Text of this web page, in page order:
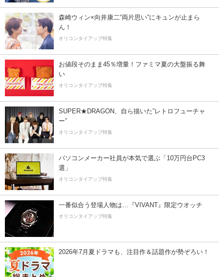
森崎ウィン×向井康二“両片思い”にキュンが止まら
ん！
オリコンタイアップ特集
お値段そのまま45％増量！ファミマ夏の大盤振る舞
い
オリコンタイアップ特集
SUPER★DRAGON、自ら描いた”レトロフューチャ
ー”
オリコンタイアップ特集
パソコンメーカー社員が本気で選ぶ「10万円台PC3
選」
オリコンタイアップ特集
一番似合う登場人物は…『VIVANT』限定ウオッチ
オリコンタイアップ特集
2026年7月夏ドラマも、注目作＆話題作が勢ぞろい！